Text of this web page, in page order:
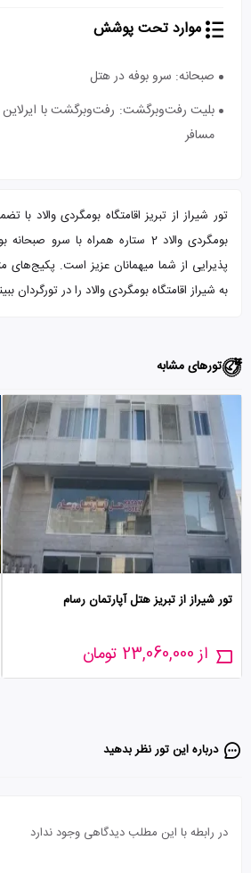
موارد تحت پوشش
صبحانه: سرو بوفه در هتل
بلیت رفت‌و‌برگشت: رفت‌و‌برگشت با
مسافر
تور شیراز از تبریز اقامتگاه بومگردی والاد با
بومگردی والاد 2 ستاره همراه با
پذیرایی از شما میهمانان عزیز است. پکیج‌های
به شیراز اقامتگاه بومگردی والاد را در تورگردان
تورهای مشابه
تور شیراز از تبریز هتل آپارتمان رسام
از 23,060,000 تومان
درباره این تور‌ نظر بدهید
در رابطه با این مطلب دیدگاهی وجود ندارد